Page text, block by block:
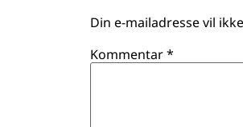
Din e-mailadresse vil
Kommentar*